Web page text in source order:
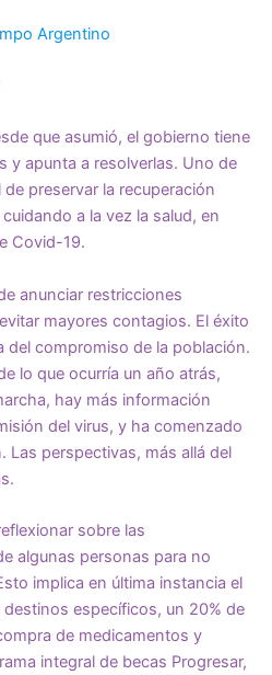
Argentino
que asumió, el gobierno tiene
y apunta a resolverlas. Uno de
preservar la recuperación
a la vez la salud, en
Covid-19.
anunciar restricciones
mayores contagios. El éxito
del compromiso de la población.
lo que ocurría un año atrás,
hay más información
del virus, y ha comenzado
Las perspectivas, más allá del
sobre las
algunas personas para no
implica en última instancia el
específicos, un 20% de
de medicamentos y
integral de becas Progresar,